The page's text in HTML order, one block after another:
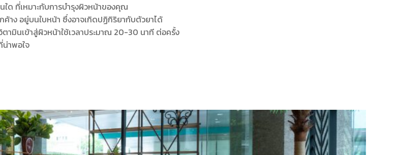
ด ที่เหมาะกับการบำรุงผิวหน้าของคุณ
ค้าง อยู่บนใบหน้า ซึ่งอาจเกิดปฏิกิริยากับตัวยาได้
ามินเข้าสู่ผิวหน้าใช้เวลาประมาณ 20-30 นาที ต่อครั้ง
น่าพอใจ